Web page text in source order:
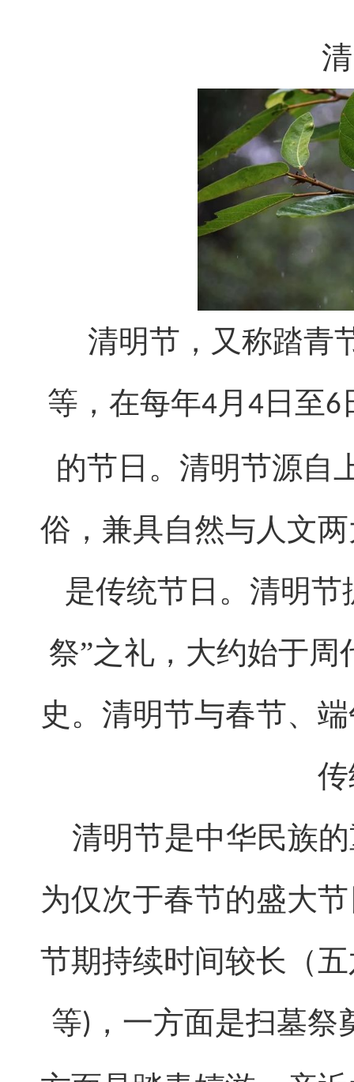
清明节，又称踏青
等，在每年4 月4 日至6
的节日。清明节源自
俗，兼具自然与人文
是传统节日。清明
祭”之礼，大约始于
史。清明节与春节、
清明节是中华民族
为仅次于春节的盛大
节期持续时间较长（
等) ，一方面是扫墓